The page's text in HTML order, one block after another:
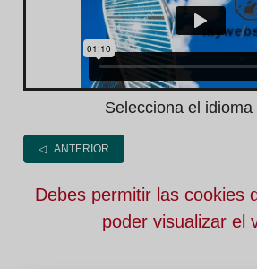
Selecciona el idioma
◁ ANTERIOR
Debes permitir las cookies
poder visualizar el